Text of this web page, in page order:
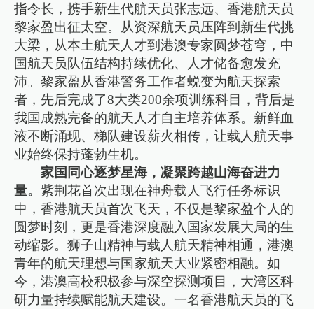
指令长，携手新生代航天员张志远、香港航天员
黎家盈出征太空。从资深航天员压阵到新生代挑
大梁，从本土航天人才到港澳专家圆梦苍穹，中
国航天员队伍结构持续优化、人才储备愈发充
沛。黎家盈从香港警务工作者蜕变为航天探索
者，先后完成了8大类200余项训练科目，背后是
我国成熟完备的航天人才自主培养体系。新鲜血
液不断涌现、梯队建设薪火相传，让载人航天事
业始终保持蓬勃生机。
家国同心逐梦星海，凝聚跨越山海奋进力
量。紫荆花首次出现在神舟载人飞行任务标识
中，香港航天员首次飞天，不仅是黎家盈个人的
圆梦时刻，更是香港深度融入国家发展大局的生
动缩影。狮子山精神与载人航天精神相通，港澳
青年的航天理想与国家航天大业紧密相融。如
今，港澳高校积极参与深空探测项目，大湾区科
研力量持续赋能航天建设。一名香港航天员的飞